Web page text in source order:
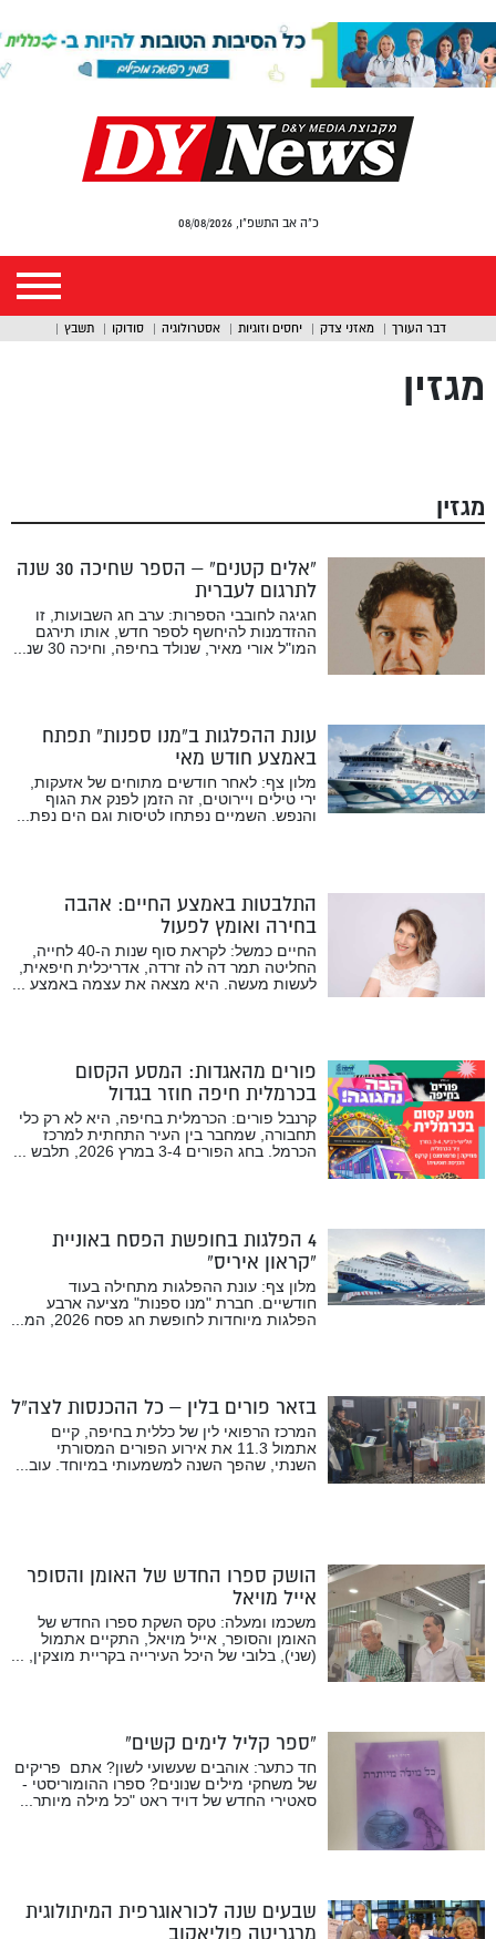
כ"ה אב התשפ"ו, 08/08/2026
דבר העורך מאזני צדק יחסים וזוגיות אסטרולוגיה סודוקו תשבץ
מגזין
מגזין
“אלים קטנים” – הספר שחיכה 30 שנה
לתרגום לעברית
חגיגה לחובבי הספרות: ערב חג השבועות, זו
ההזדמנות להיחשף לספר חדש, אותו תירגם
המו"ל אורי מאיר, שנולד בחיפה, וחיכה 30 שנ...
עונת ההפלגות ב”מנו ספנות” תפתח
באמצע חודש מאי
מלון צף: לאחר חודשים מתוחים של אזעקות,
ירי טילים ויירוטים, זה הזמן לפנק את הגוף
והנפש. השמיים נפתחו לטיסות וגם הים נפת...
התלבטות באמצע החיים: אהבה
בחירה ואומץ לפעול
החיים כמשל: לקראת סוף שנות ה-40 לחייה,
החליטה תמר דה לה זרדה, אדריכלית חיפאית,
לעשות מעשה. היא מצאה את עצמה באמצע ...
פורים מהאגדות: המסע הקסום
בכרמלית חיפה חוזר בגדול
קרנבל פורים: הכרמלית בחיפה, היא לא רק כלי
תחבורה, שמחבר בין העיר התחתית למרכז
הכרמל. בחג הפורים 3-4 במרץ 2026, תלבש ...
4 הפלגות בחופשת הפסח באוניית
“קראון איריס”
מלון צף: עונת ההפלגות מתחילה בעוד
חודשיים. חברת "מנו ספנות" מציעה ארבע
הפלגות מיוחדות לחופשת חג פסח 2026, המ...
בזאר פורים בלין – כל ההכנסות לצה”ל
המרכז הרפואי לין של כללית בחיפה, קיים
אתמול 11.3 את אירוע הפורים המסורתי
השנתי, שהפך השנה למשמעותי במיוחד. עוב...
הושק ספרו החדש של האומן והסופר
אייל מויאל
משכמו ומעלה: טקס השקת ספרו החדש של
האומן והסופר, אייל מויאל, התקיים אתמול
(שני), בלובי של היכל העירייה בקריית מוצקין, ...
“ספר קליל לימים קשים”
חד כתער: אוהבים שעשועי לשון? אתם פריקים
של משחקי מילים שנונים? ספרו ההומוריסטי -
סאטירי החדש של דויד ראט "כל מילה מיותר...
שבעים שנה לכוראוגרפית המיתולוגית
מרגריטה פוליאקוב